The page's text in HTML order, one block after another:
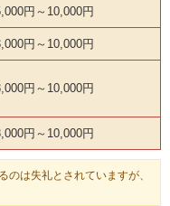
円～10,000円
円～10,000円
円～10,000円
円～10,000円
のは失礼とされていますが、